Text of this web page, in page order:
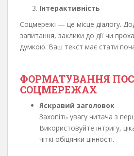
Інтерактивність
Соцмережі — це місце діалогу.
запитання, заклики до дії чи
думкою. Ваш текст має стати
ФОРМАТУВАННЯ
СОЦМЕРЕЖАХ
Яскравий заголовок
Захопіть увагу читача з
Використовуйте інтригу,
чіткі обіцянки цінності.